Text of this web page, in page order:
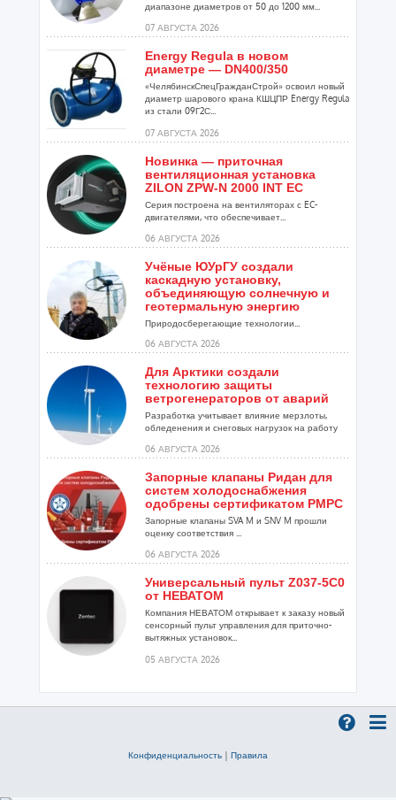
диапазоне диаметров от 50 до 1200 мм...
07 АВГУСТА 2026
Energy Regula в новом
диаметре — DN400/350
«ЧелябинскСпецГражданСтрой» освоил новый
диаметр шарового крана КШЦПР Energy Regula
из стали 09Г2С...
07 АВГУСТА 2026
Новинка — приточная
вентиляционная установка
ZILON ZPW-N 2000 INT EC
Серия построена на вентиляторах с EC-
двигателями, что обеспечивает...
06 АВГУСТА 2026
Учёные ЮУрГУ создали
каскадную установку,
объединяющую солнечную и
геотермальную энергию
Природосберегающие технологии...
06 АВГУСТА 2026
Для Арктики создали
технологию защиты
ветрогенераторов от аварий
Разработка учитывает влияние мерзлоты,
обледенения и снеговых нагрузок на работу
06 АВГУСТА 2026
Запорные клапаны Ридан для
систем холодоснабжения
одобрены сертификатом РМРС
Запорные клапаны SVA M и SNV M прошли
оценку соответствия ...
06 АВГУСТА 2026
Универсальный пульт Z037-5C0
от НЕВАТОМ
Компания НЕВАТОМ открывает к заказу новый
сенсорный пульт управления для приточно-
вытяжных установок...
05 АВГУСТА 2026
расширения ...
Конфиденциальность | Правила